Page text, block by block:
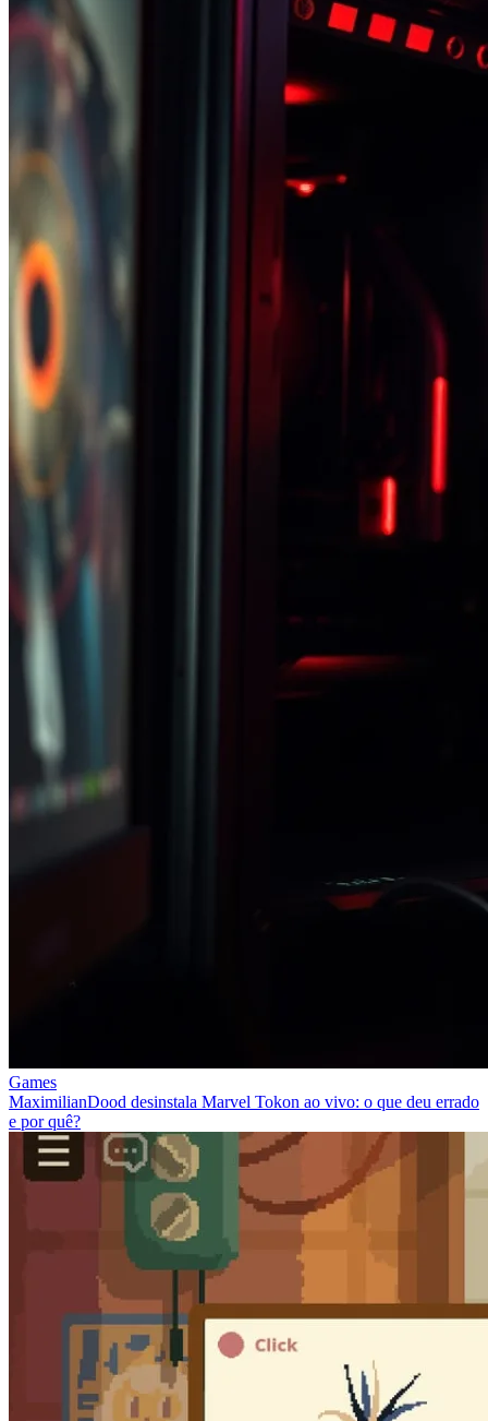
Games
MaximilianDood desinstala Marvel Tokon ao vivo: o que deu errado
e por quê?